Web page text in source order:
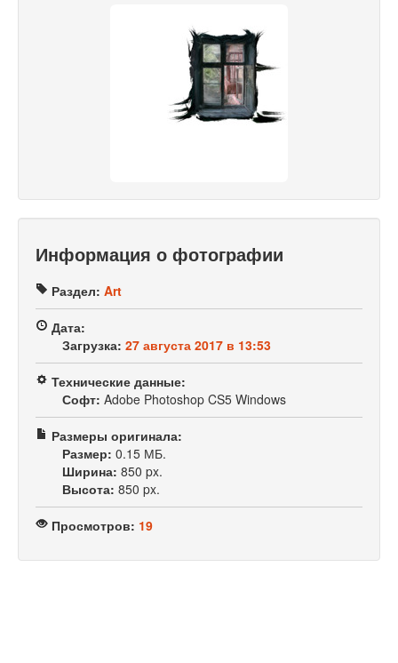
Информация о фотографии
Раздел: Art
Дата:
Загрузка: 27 августа 2017 в 13:53
Технические данные:
Софт: Adobe Photoshop CS5 Windows
Размеры оригинала:
Размер: 0.15 МБ.
Ширина: 850 px.
Высота: 850 px.
Просмотров: 19